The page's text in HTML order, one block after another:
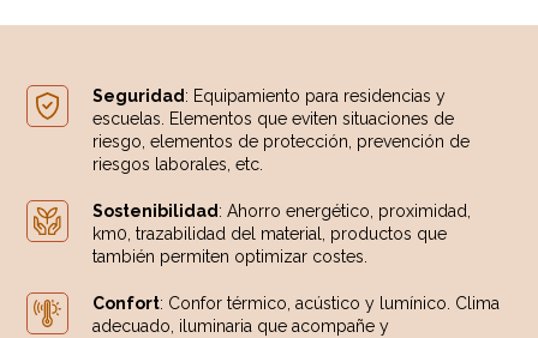
Seguridad : Equipamiento para residencias y
escuelas. Elementos que eviten situaciones de
riesgo, elementos de protección, prevención de
riesgos laborales, etc.
Sostenibilidad : Ahorro energético, proximidad,
km0, trazabilidad del material, productos que
también permiten optimizar costes.
Confort: Confor térmico, acústico y lumínico. Clima
adecuado, iluminaria que acompañe y